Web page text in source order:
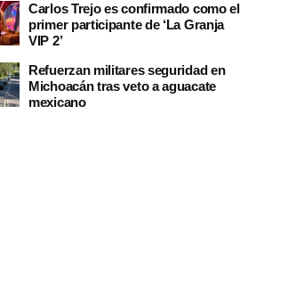
Carlos Trejo es confirmado como el
primer participante de ‘La Granja
VIP 2’
Refuerzan militares seguridad en
Michoacán tras veto a aguacate
mexicano